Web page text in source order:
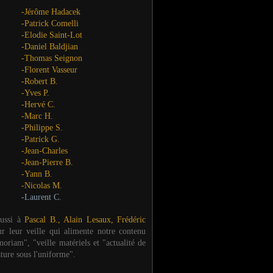
-Jérôme Hadacek
-Patrick Comelli
-Elodie Saint-Lot
-Daniel Baldjian
-Thomas Seignon
-Florent Vasseur
-Robert B.
-Yves P.
-Hervé C.
-Marc H.
-Philippe S.
-Patrick G.
-Jean-Charles
-Jean-Pierre B.
-Yann B.
-Nicolas M.
-Laurent C.
àPascal B., Alain Lesaux, Frédéric
leur veille qui alimente notre contenu
"veille matériels et "actualité de
sous l'uniforme".